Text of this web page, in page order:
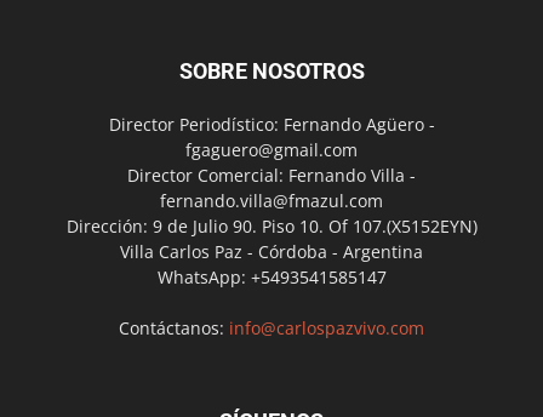
SOBRE NOSOTROS
Director Periodístico: Fernando Agüero -
fgaguero@gmail.com
Director Comercial: Fernando Villa -
fernando.villa@fmazul.com
Dirección: 9 de Julio 90. Piso 10. Of 107.(X5152EYN)
Villa Carlos Paz - Córdoba - Argentina
WhatsApp: +5493541585147
Contáctanos: info@carlospazvivo.com